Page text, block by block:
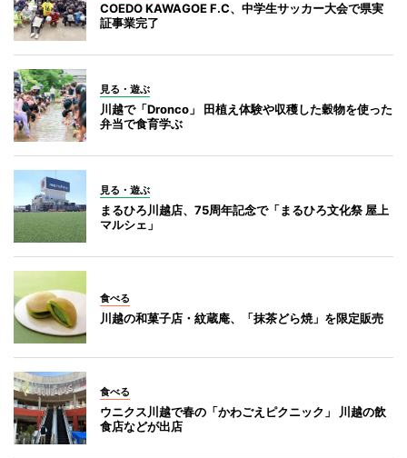
COEDO KAWAGOE F.C、中学生サッカー大会で県実
証事業完了
見る・遊ぶ
川越で「Dronco」 田植え体験や収穫した穀物を使った
弁当で食育学ぶ
見る・遊ぶ
まるひろ川越店、75周年記念で「まるひろ文化祭 屋上
マルシェ」
食べる
川越の和菓子店・紋蔵庵、「抹茶どら焼」を限定販売
食べる
ウニクス川越で春の「かわごえピクニック」 川越の飲
食店などが出店